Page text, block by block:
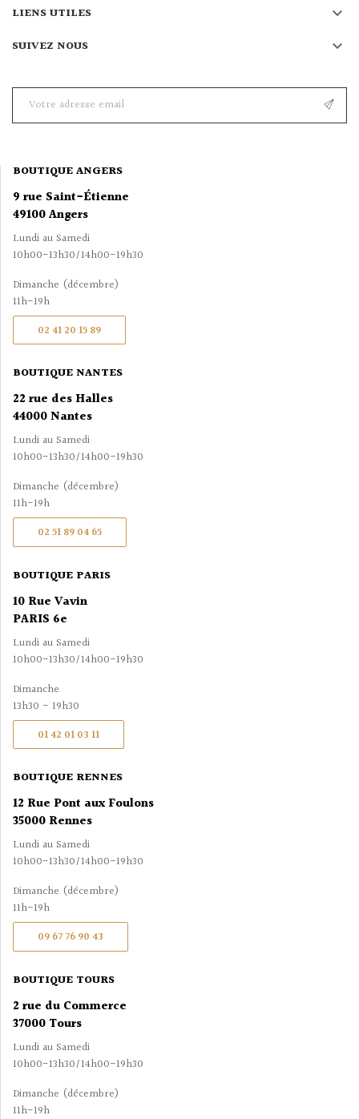
LIENS UTILES 
SUIVEZ NOUS 
BOUTIQUE ANGERS
9 rue Saint-Étienne
49100 Angers
Lundi au Samedi
10h00-13h30/14h00-19h30
Dimanche (décembre)
11h-19h
02 41 20 15 89
BOUTIQUE NANTES
22 rue des Halles
44000 Nantes
Lundi au Samedi
10h00-13h30/14h00-19h30
Dimanche (décembre)
11h-19h
02 51 89 04 65
BOUTIQUE PARIS
10 Rue Vavin
PARIS 6e
Lundi au Samedi
10h00-13h30/14h00-19h30
Dimanche
13h30 - 19h30
01 42 01 03 11
BOUTIQUE RENNES
12 Rue Pont aux Foulons
35000 Rennes
Lundi au Samedi
10h00-13h30/14h00-19h30
Dimanche (décembre)
11h-19h
09 67 76 90 43
BOUTIQUE TOURS
2 rue du Commerce
37000 Tours
Lundi au Samedi
10h00-13h30/14h00-19h30
Dimanche (décembre)
11h-19h